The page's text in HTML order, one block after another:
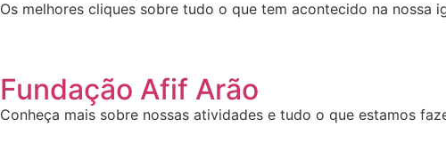
Os melhores cliques sobre tudo o que tem acontecido na nossa
Fundação Afif Arão
Conheça mais sobre nossas atividades e tudo o que estamos